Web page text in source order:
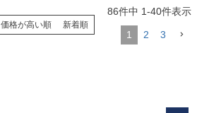
価格が高い順 新着順
86件中 1-40件表示
1 2 3